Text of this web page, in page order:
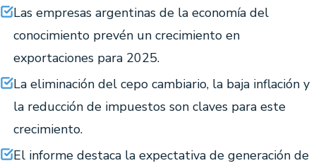
Las empresas argentinas de la economía del
conocimiento prevén un crecimiento en
exportaciones para 2025.
La eliminación del cepo cambiario, la baja inflación y
la reducción de impuestos son claves para este
crecimiento.
El informe destaca la expectativa de generación de